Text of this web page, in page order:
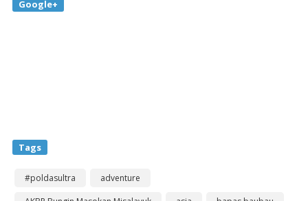
Google+
Tags
#poldasultra
adventure